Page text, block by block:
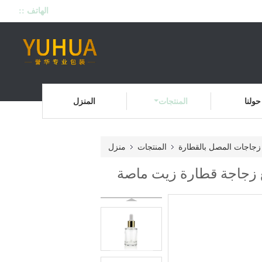
الهاتف ::
المنزل المنتجات حولنا
منزل المنتجات زجاجات المصل بالقطارة
زجاجة قطارة زيت ماصة